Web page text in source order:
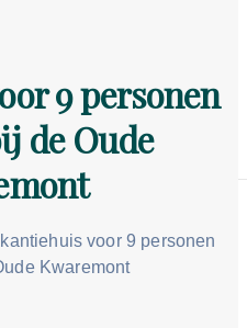
9 personen
de Oude
voor 9 personen
Kwaremont